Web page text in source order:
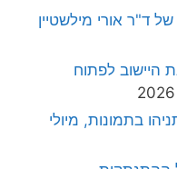
ד"ר אורי מילשטיין
היישוב לפתוח
בתמונות, מיולי